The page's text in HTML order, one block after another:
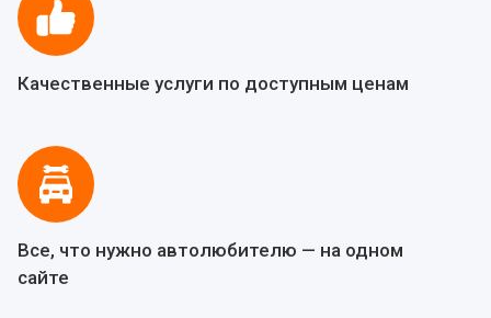
Качественные услуги по доступным ценам
Все, что нужно автолюбителю — на одном
сайте